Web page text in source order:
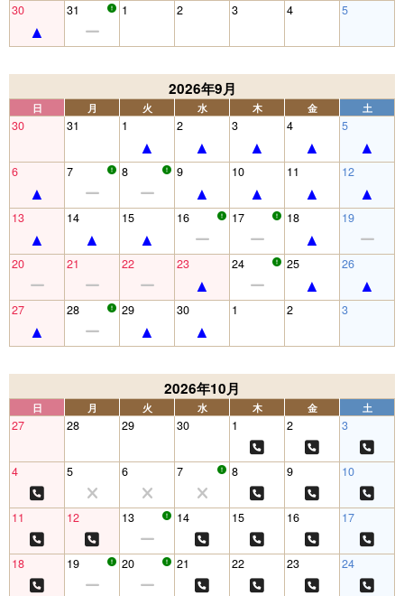
30 31 1 2 3 4 5
2026年9月
日 月 火 水 木 金 土
30 31 1 2 3 4 5
6 7 8 9 10 11 12
13 14 15 16 17 18 19
20 21 22 23 24 25 26
27 28 29 30 1 2 3
2026年10月
日 月 火 水 木 金 土
27 28 29 30 1 2 3
4 5 6 7 8 9 10
11 12 13 14 15 16 17
18 19 20 21 22 23 24